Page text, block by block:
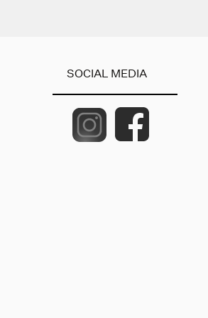
SOCIAL MEDIA